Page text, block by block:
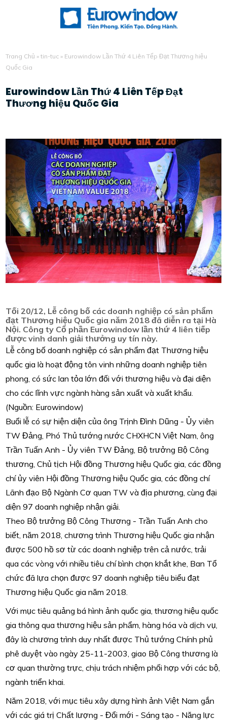
Trang Chủ »tin-tuc » Eurowindow Lần Thứ 4 Liên Tếp Đạt Thương hiệu
Quốc Gia
Eurowindow Lần Thứ 4 Liên Tếp Đạt
Thương hiệu Quốc Gia
Tối 20/12, Lễ công bố các doanh nghiệp có sản phẩm
đạt Thương hiệu Quốc gia năm 2018 đã diễn ra tại Hà
Nội. Công ty Cổ phần Eurowindow lần thứ 4 liên tiếp
được vinh danh giải thưởng uy tín này.
Lễ công bố doanh nghiệp có sản phẩm đạt Thương hiệu
quốc gia là hoạt động tôn vinh những doanh nghiệp tiên
phong, có sức lan tỏa lớn đối với thương hiệu và đại diện
cho các lĩnh vực ngành hàng sản xuất và xuất khẩu.
(Nguồn: Eurowindow)
Buổi lễ có sự hiện diện của ông Trịnh Đình Dũng - Ủy viên
TW Đảng, Phó Thủ tướng nước CHXHCN Việt Nam, ông
Trần Tuấn Anh - Ủy viên TW Đảng, Bộ trưởng Bộ Công
thương, Chủ tịch Hội đồng Thương hiệu Quốc gia, các đồng
chí ủy viên Hội đồng Thương hiệu Quốc gia, các đồng chí
Lãnh đạo Bộ Ngành Cơ quan TW và địa phương, cùng đại
diện 97 doanh nghiệp nhận giải.
Theo Bộ trưởng Bộ Công Thương - Trần Tuấn Anh cho
biết, năm 2018, chương trình Thương hiệu Quốc gia nhận
được 500 hồ sơ từ các doanh nghiệp trên cả nước, trải
qua các vòng với nhiều tiêu chí bình chọn khắt khe, Ban Tổ
chức đã lựa chọn được 97 doanh nghiệp tiêu biểu đạt
Thương hiệu Quốc gia năm 2018.
Với mục tiêu quảng bá hình ảnh quốc gia, thương hiệu quốc
gia thông qua thương hiệu sản phẩm, hàng hóa và dịch vụ,
đây là chương trình duy nhất được Thủ tướng Chính phủ
phê duyệt vào ngày 25-11-2003, giao Bộ Công thương là
cơ quan thường trực, chịu trách nhiệm phối hợp với các bộ,
ngành triển khai.
Năm 2018, với mục tiêu xây dựng hình ảnh Việt Nam gắn
với các giá trị Chất lượng - Đổi mới - Sáng tạo - Năng lực